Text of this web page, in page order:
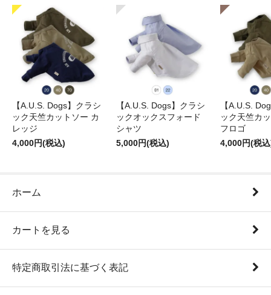
【A.U.S. Dogs】クラシ
ック天竺カットソー カ
レッジ
4,000円(税込)
【A.U.S. Dogs】クラシ
ックオックスフォード
シャツ
5,000円(税込)
【A.U.S.
ック天竺カ
フロゴ
4,000円(税
ホーム
カートを見る
特定商取引法に基づく表記